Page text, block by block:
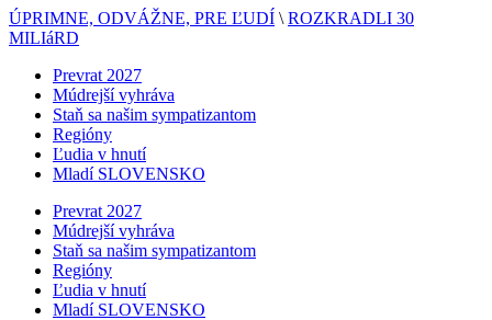
ÚPRIMNE, ODVÁŽNE, PRE ĽUDÍ \ ROZKRADLI 30
MILIáRD
Prevrat 2027
Múdrejší vyhráva
Staň sa našim sympatizantom
Regióny
Ľudia v hnutí
Mladí SLOVENSKO
Prevrat 2027
Múdrejší vyhráva
Staň sa našim sympatizantom
Regióny
Ľudia v hnutí
Mladí SLOVENSKO